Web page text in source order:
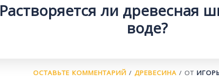
Растворяется ли древесная
воде?
ОСТАВЬТЕ КОММЕНТАРИЙ / ДРЕВЕСИНА / ОТ